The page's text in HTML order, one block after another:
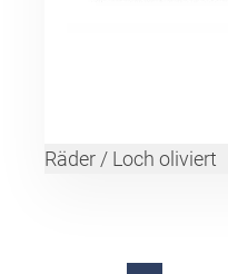
Räder / Loch oliviert